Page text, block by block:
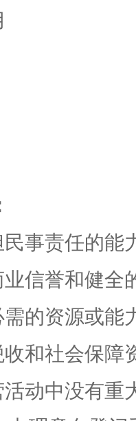
事责任的能
信誉和健全
的资源或能
和社会保障
动中没有重